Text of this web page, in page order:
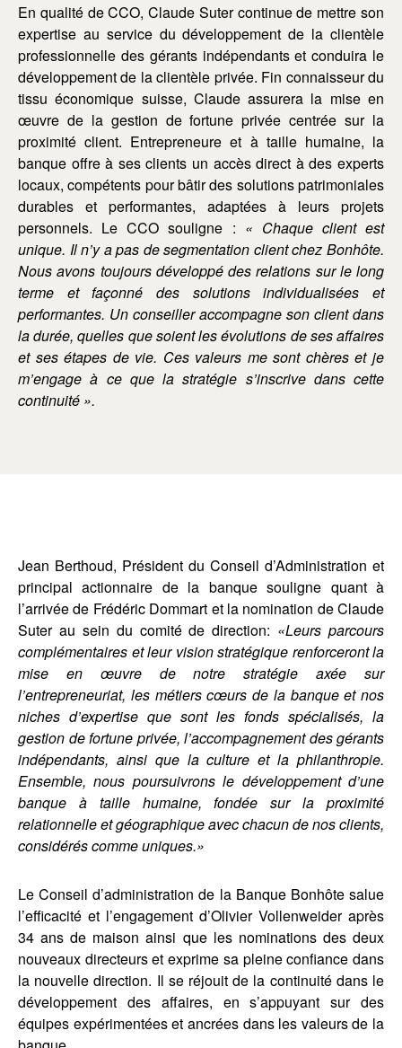
En qualité de CCO, Claude Suter continue de mettre son
expertise au service du développement de la clientèle
professionnelle des gérants indépendants et conduira le
développement de la clientèle privée. Fin connaisseur du
tissu économique suisse, Claude assurera la mise en
œuvre de la gestion de fortune privée centrée sur la
proximité client. Entrepreneure et à taille humaine, la
banque offre à ses clients un accès direct à des experts
locaux, compétents pour bâtir des solutions patrimoniales
durables et performantes, adaptées à leurs projets
personnels. Le CCO souligne : « Chaque client est
unique. Il n’y a pas de segmentation client chez Bonhôte.
Nous avons toujours développé des relations sur le long
terme et façonné des solutions individualisées et
performantes. Un conseiller accompagne son client dans
la durée, quelles que soient les évolutions de ses affaires
et ses étapes de vie. Ces valeurs me sont chères et je
m’engage à ce que la stratégie s’inscrive dans cette
continuité ».
Jean Berthoud, Président du Conseil d’Administration et
principal actionnaire de la banque souligne quant à
l’arrivée de Frédéric Dommart et la nomination de Claude
Suter au sein du comité de direction: «Leurs parcours
complémentaires et leur vision stratégique renforceront la
mise en œuvre de notre stratégie axée sur
l’entrepreneuriat, les métiers cœurs de la banque et nos
niches d’expertise que sont les fonds spécialisés, la
gestion de fortune privée, l’accompagnement des gérants
indépendants, ainsi que la culture et la philanthropie.
Ensemble, nous poursuivrons le développement d’une
banque à taille humaine, fondée sur la proximité
relationnelle et géographique avec chacun de nos clients,
considérés comme uniques.»
Le Conseil d’administration de la Banque Bonhôte salue
l’efficacité et l’engagement d’Olivier Vollenweider après
34 ans de maison ainsi que les nominations des deux
nouveaux directeurs et exprime sa pleine confiance dans
la nouvelle direction. Il se réjouit de la continuité dans le
développement des affaires, en s’appuyant sur des
équipes expérimentées et ancrées dans les valeurs de la